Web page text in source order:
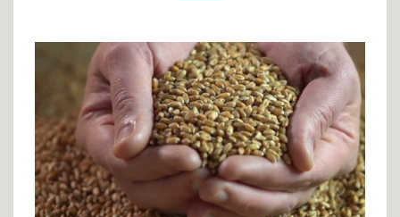
V
I
N
A
B
É
V
A